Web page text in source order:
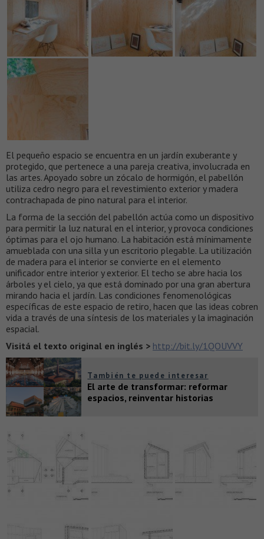
El pequeño espacio se encuentra en un jardín exuberante y
protegido, que pertenece a una pareja creativa, involucrada en
las artes. Apoyado sobre un zócalo de hormigón, el pabellón
utiliza cedro negro para el revestimiento exterior y madera
contrachapada de pino natural para el interior.
La forma de la sección del pabellón actúa como un dispositivo
para permitir la luz natural en el interior, y provoca condiciones
óptimas para el ojo humano. La habitación está mínimamente
amueblada con una silla y un escritorio plegable. La utilización
de madera para el interior se convierte en el elemento
unificador entre interior y exterior. El techo se abre hacia los
árboles y el cielo, ya que está dominado por una gran abertura
mirando hacia el jardín. Las condiciones fenomenológicas
específicas de este espacio de retiro, hacen que las ideas cobren
vida a través de una síntesis de los materiales y la imaginación
espacial.
Visitá el texto original en inglés > http://bit.ly/1QOUVVY
También te puede interesar
El arte de transformar: reformar
espacios, reinventar historias